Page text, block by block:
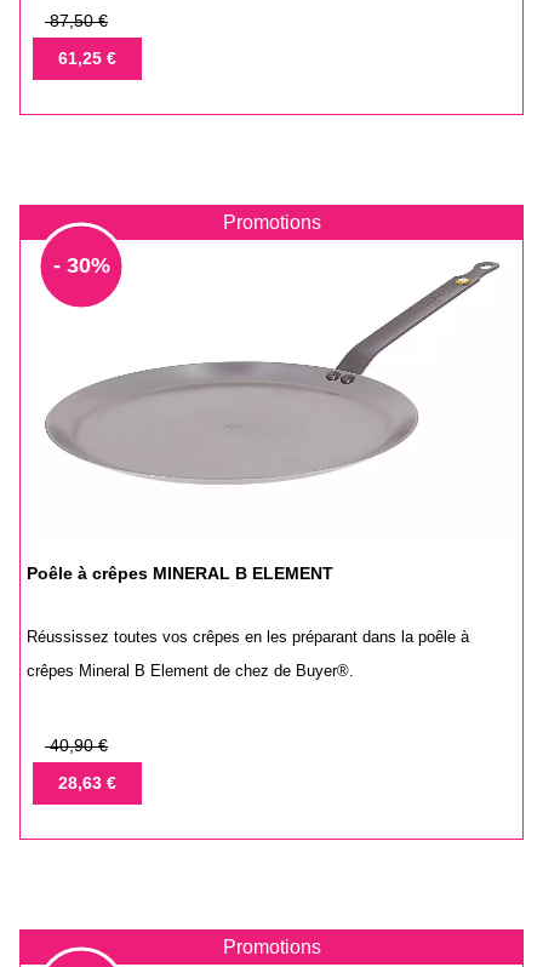
Prix
base
87,50 €
Prix61,25 €
Promotions
- 30%
Poêle à crêpes MINERAL B ELEMENT
Réussissez toutes vos crêpes en les préparant dans la poêle à
crêpes Mineral B Element de chez de Buyer®.
Prix
base
40,90 €
Prix28,63 €
Promotions